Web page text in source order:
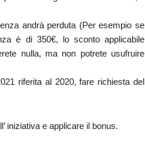
andrà perduta (Per esempio se
è di 350€, lo sconto applicabile
nulla, ma non potrete usufruire
riferita al 2020, fare richiesta del
iniziativa e applicare il bonus.